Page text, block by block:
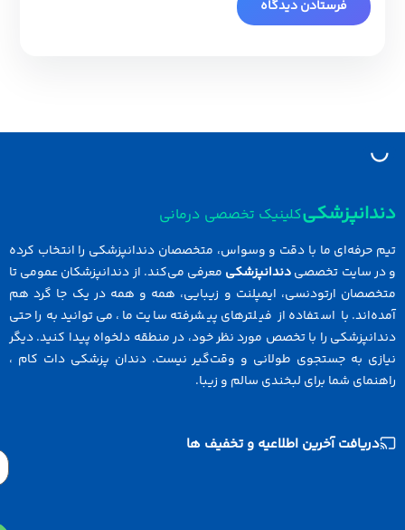
کلینیک تخصصی درمانی
حرفه‌ای ما با دقت و وسواس، متخصصان دندانپزشکی را انتخاب کرده
سایت تخصصیدندانپزشکیمعرفی می‌کند. از دندانپزشکان عمومی تا
ارتودنسی، ایمپلنت و زیبایی، همه و همه در یک جا گرد هم
با استفاده از فیلترهای پیشرفته سایت ما، می‌توانید به راحتی
را با تخصص مورد نظر خود، در منطقه دلخواه پیدا کنید. دیگر
به جستجوی طولانی و وقت‌گیر نیست. دندان پزشکی دات کام ،
شما برای لبخندی سالم و زیبا.
دریافت آخرین اطلاعیه و تخفیف ها